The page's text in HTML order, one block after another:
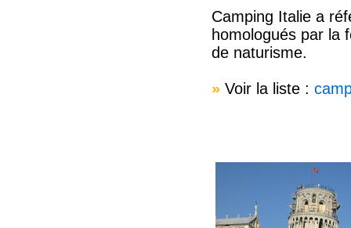
Camping Italie a
homologués par la
de naturisme.
» Voir la liste :